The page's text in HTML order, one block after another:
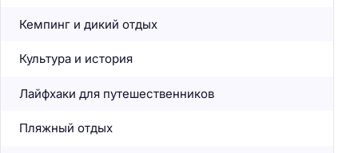
Кемпинг и дикий отдых
Культура и история
Лайфхаки для путешественников
Пляжный отдых